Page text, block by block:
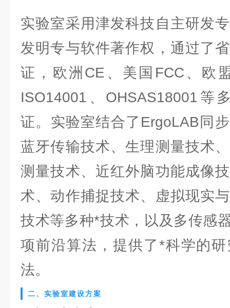
实验室采用津发科技自主研发
发明专与软件著作权，通过了
证，欧洲CE、美国FCC、欧
ISO14001、OHSAS18001等
证。实验室结合了ErgoLAB同
蓝牙传输技术、生理测量技术
测量技术、近红外脑功能成像
术、动作捕捉技术、虚拟现实
技术等多种*技术，以及多传感
项前沿算法，提供了*科学的
法。
二、实验室建设方案